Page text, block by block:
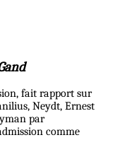
fait rapport sur
Neydt, Ernest
par
comme